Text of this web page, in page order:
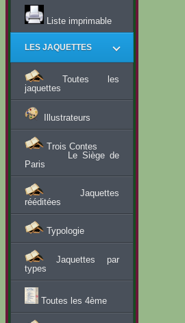
Liste imprimable
LES JAQUETTES
Toutes les
jaquettes
Illustrateurs
Trois Contes
Le Siège de
Paris
Jaquettes
rééditées
Typologie
Jaquettes par
types
Toutes les 4ème